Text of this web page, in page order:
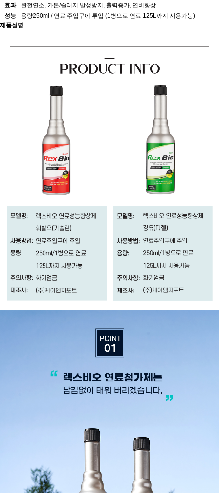
효과
완전연소, 카본/슬러지 발생방지, 출력증가, 연비향상
성능
용량250ml / 연료 주입구에 투입 (1병으로 연료 125L까지 사용가능)
제품설명